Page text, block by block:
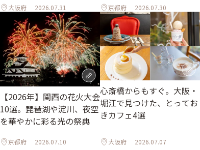
大阪府 2026.07.31 京都府 2026.07.30
【2026年】関西の花火大会
10選。琵琶湖や淀川、夜空
を華やかに彩る光の祭典
京都府 2026.07.10
心斎橋からもすぐ。大阪・
堀江で見つけた、とってお
きカフェ4選
大阪府 2026.07.07